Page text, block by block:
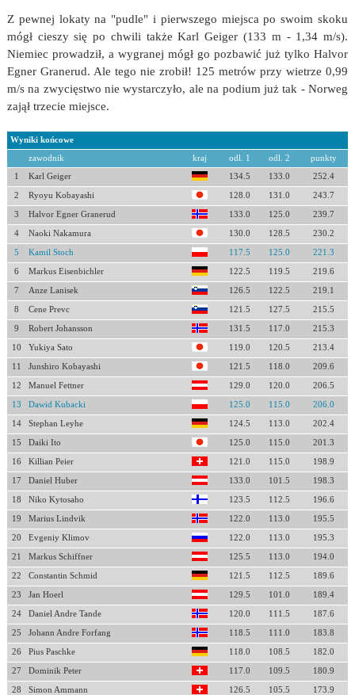
Z pewnej lokaty na "pudle" i pierwszego miejsca po swoim skoku
mógł cieszy się po chwili także Karl Geiger (133 m - 1,34 m/s).
Niemiec prowadził, a wygranej mógł go pozbawić już tylko Halvor
Egner Granerud. Ale tego nie zrobił! 125 metrów przy wietrze 0,99
m/s na zwycięstwo nie wystarczyło, ale na podium już tak - Norweg
zajął trzecie miejsce.
Wyniki końcowe
zawodnik kraj odl. 1 odl. 2 punkty
1 Karl Geiger 134.5 133.0 252.4
2 Ryoyu Kobayashi 128.0 131.0 243.7
3 Halvor Egner Granerud 133.0 125.0 239.7
4 Naoki Nakamura 130.0 128.5 230.2
5 Kamil Stoch 117.5 125.0 221.3
6 Markus Eisenbichler 122.5 119.5 219.6
7 Anze Lanisek 126.5 122.5 219.1
8 Cene Prevc 121.5 127.5 215.5
9 Robert Johansson 131.5 117.0 215.3
10 Yukiya Sato 119.0 120.5 213.4
11 Junshiro Kobayashi 121.5 118.0 209.6
12 Manuel Fettner 129.0 120.0 206.5
13 Dawid Kubacki 125.0 115.0 206.0
14 Stephan Leyhe 124.5 113.0 202.4
15 Daiki Ito 125.0 115.0 201.3
16 Killian Peier 121.0 115.0 198.9
17 Daniel Huber 133.0 101.5 198.3
18 Niko Kytosaho 123.5 112.5 196.6
19 Marius Lindvik 122.0 113.0 195.5
20 Evgeniy Klimov 122.0 113.0 195.3
21 Markus Schiffner 125.5 113.0 194.0
22 Constantin Schmid 121.5 112.5 189.6
23 Jan Hoerl 129.5 101.0 189.4
24 Daniel Andre Tande 120.0 111.5 187.6
25 Johann Andre Forfang 118.5 111.0 183.8
26 Pius Paschke 118.0 108.5 182.0
27 Dominik Peter 117.0 109.5 180.9
28 Simon Ammann 126.5 105.5 173.9